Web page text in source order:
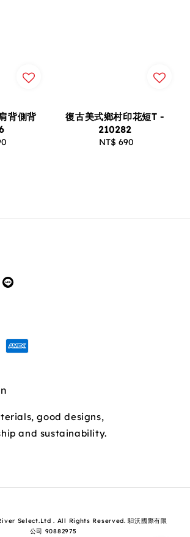
背側背
復古美式鄉村印花短T -
210282
Regular
NT$ 690
good designs,
and sustainability.
Select.Ltd . All Rights Reserved. 馹沃國際有限
公司 90882975